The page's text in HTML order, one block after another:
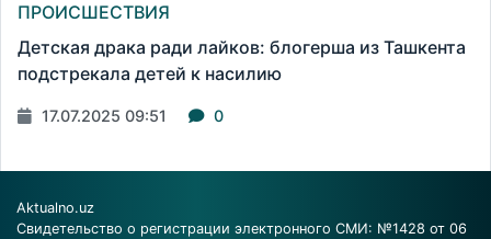
ПРОИСШЕСТВИЯ
Детская драка ради лайков: блогерша из Ташкента
подстрекала детей к насилию
17.07.2025 09:51 0
Aktualno.uz
Свидетельство о регистрации электронного СМИ: №1428 от 06